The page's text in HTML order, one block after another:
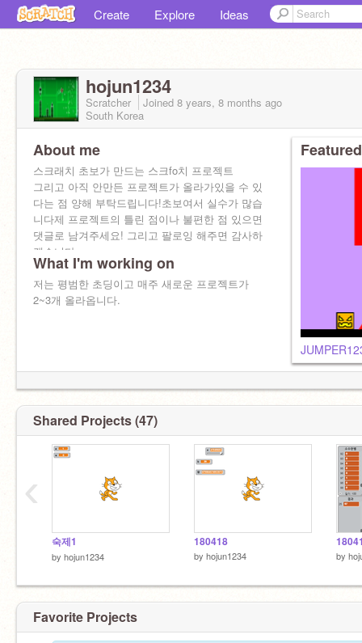
Create Explore Ideas
hojun1234
Scratcher Joined 8 years, 8 months ago
South Korea
About me
스크래치 초보가 만드는 스크fo치 프로젝트
그리고 아직 안만든 프로젝트가 올라가있을 수 있
다는 점 양해 부탁드립니다!초보여서 실수가 많습
니다제 프로젝트의 틀린 점이나 불편한 점 있으면
댓글로 남겨주세요! 그리고 팔로잉 해주면 감사하
겠습니다.
What I'm working on
저는 평범한 초딩이고 매주 새로운 프로젝트가
2~3개 올라옵니다.
Shared Projects (47)
숙제1
by hojun1234
180418
by hojun1234 by
‹
Favorite Projects